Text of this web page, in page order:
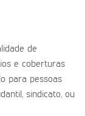
de
e coberturas
para pessoas
sindicato, ou